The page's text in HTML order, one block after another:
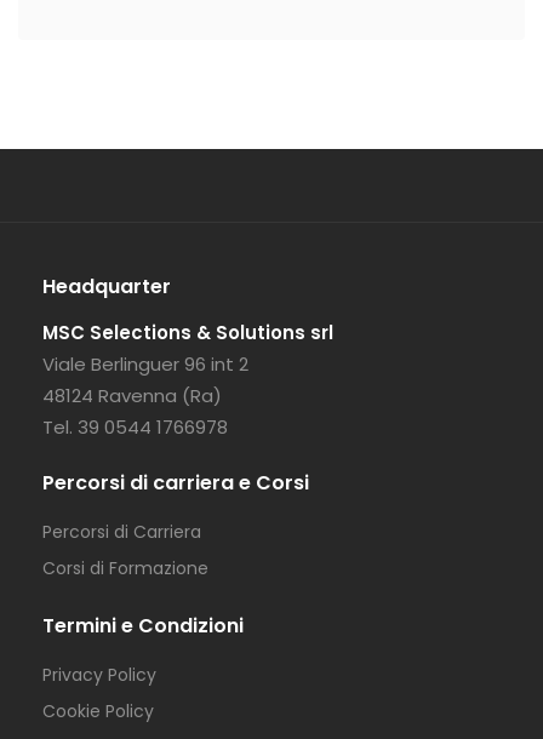
Headquarter
MSC Selections & Solutions srl
Viale Berlinguer 96 int 2
48124 Ravenna (Ra)
Tel. 39 0544 1766978
Percorsi di carriera e Corsi
Percorsi di Carriera
Corsi di Formazione
Termini e Condizioni
Privacy Policy
Cookie Policy